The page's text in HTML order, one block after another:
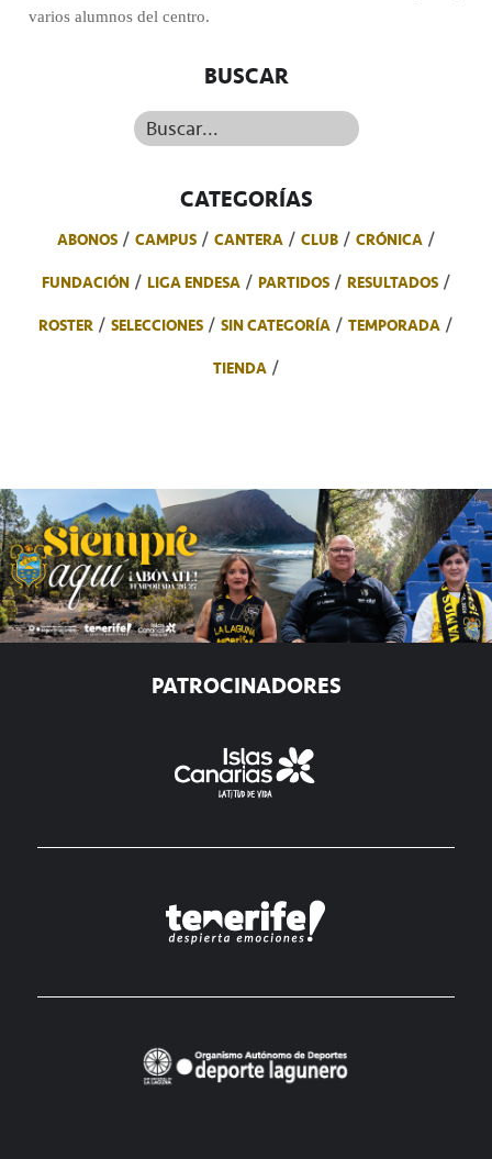
varios alumnos del centro.
BUSCAR
Buscar...
CATEGORÍAS
ABONOS CAMPUS CANTERA CLUB
CRÓNICA
FUNDACIÓN
LIGA ENDESA PARTIDOS
RESULTADOS
ROSTER
SELECCIONES SIN CATEGORÍA
TEMPORADA
TIENDA
PATROCINADORES